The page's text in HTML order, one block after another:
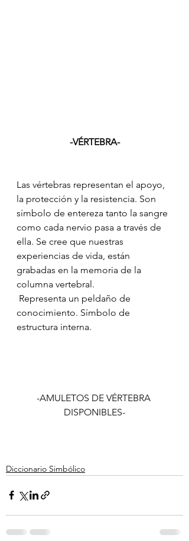
-VÉRTEBRA-
Las vértebras representan el apoyo,
la protección y la resistencia. Son
símbolo de entereza tanto la sangre
como cada nervio pasa a través de
ella. Se cree que nuestras
experiencias de vida, están
grabadas en la memoria de la
columna vertebral.
conocimiento. Símbolo de
estructura interna.
-AMULETOS DE VÉRTEBRA
DISPONIBLES-
Diccionario Simbólico